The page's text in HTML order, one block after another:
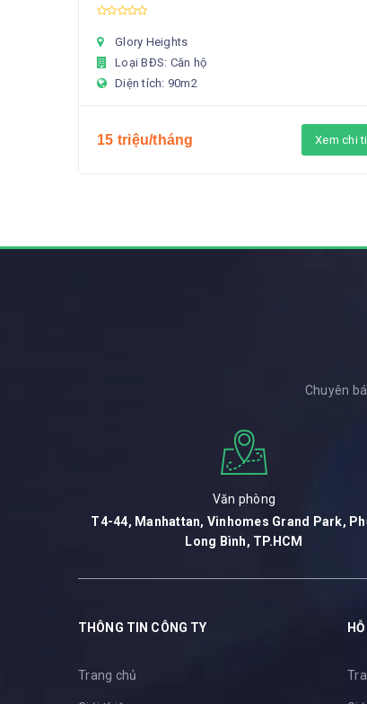
phong cách...
Glory Heights
Loại BĐS: Căn hộ
Diện tích: 90m2
15 triệu/tháng Xem chi
Chuyên
Văn phòng
T4-44, Manhattan, Vinhomes Grand Park,
Long Bình, TP.HCM
THÔNG TIN CÔNG TY
Trang chủ